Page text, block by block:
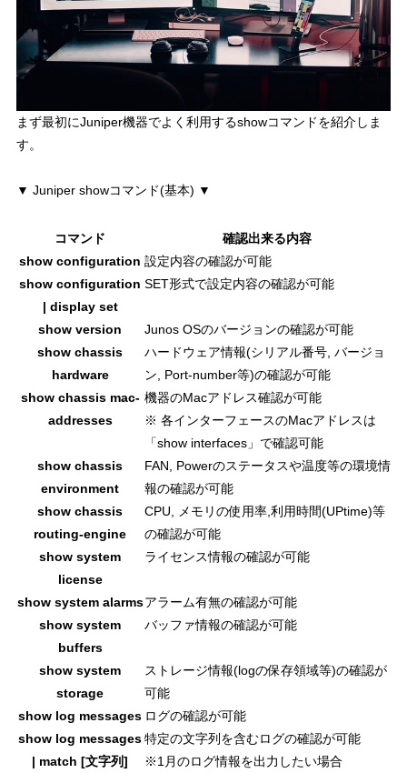
まず最初にJuniper機器でよく利用するshowコマンドを紹介しま
す。
▼ Juniper showコマンド(基本) ▼
コマンド
確認出来る内容
show configuration 設定内容の確認が可能
show configuration
| display set
SET形式で設定内容の確認が可能
show version
Junos OSのバージョンの確認が可能
show chassis
hardware
ハードウェア情報(シリアル番号, バージョ
ン, Port-number等)の確認が可能
show chassis mac-
addresses
機器のMacアドレス確認が可能
※ 各インターフェースのMacアドレスは
「show interfaces」で確認可能
show chassis
environment
FAN, Powerのステータスや温度等の環境情
報の確認が可能
show chassis
routing-engine
CPU, メモリの使用率,利用時間(UPtime)等
の確認が可能
show system
license
ライセンス情報の確認が可能
show system alarmsアラーム有無の確認が可能
show system
buffers
バッファ情報の確認が可能
show system
storage
ストレージ情報(logの保存領域等)の確認が
可能
show log messages ログの確認が可能
show log messages
| match [文字列]
特定の文字列を含むログの確認が可能
※1月のログ情報を出力したい場合